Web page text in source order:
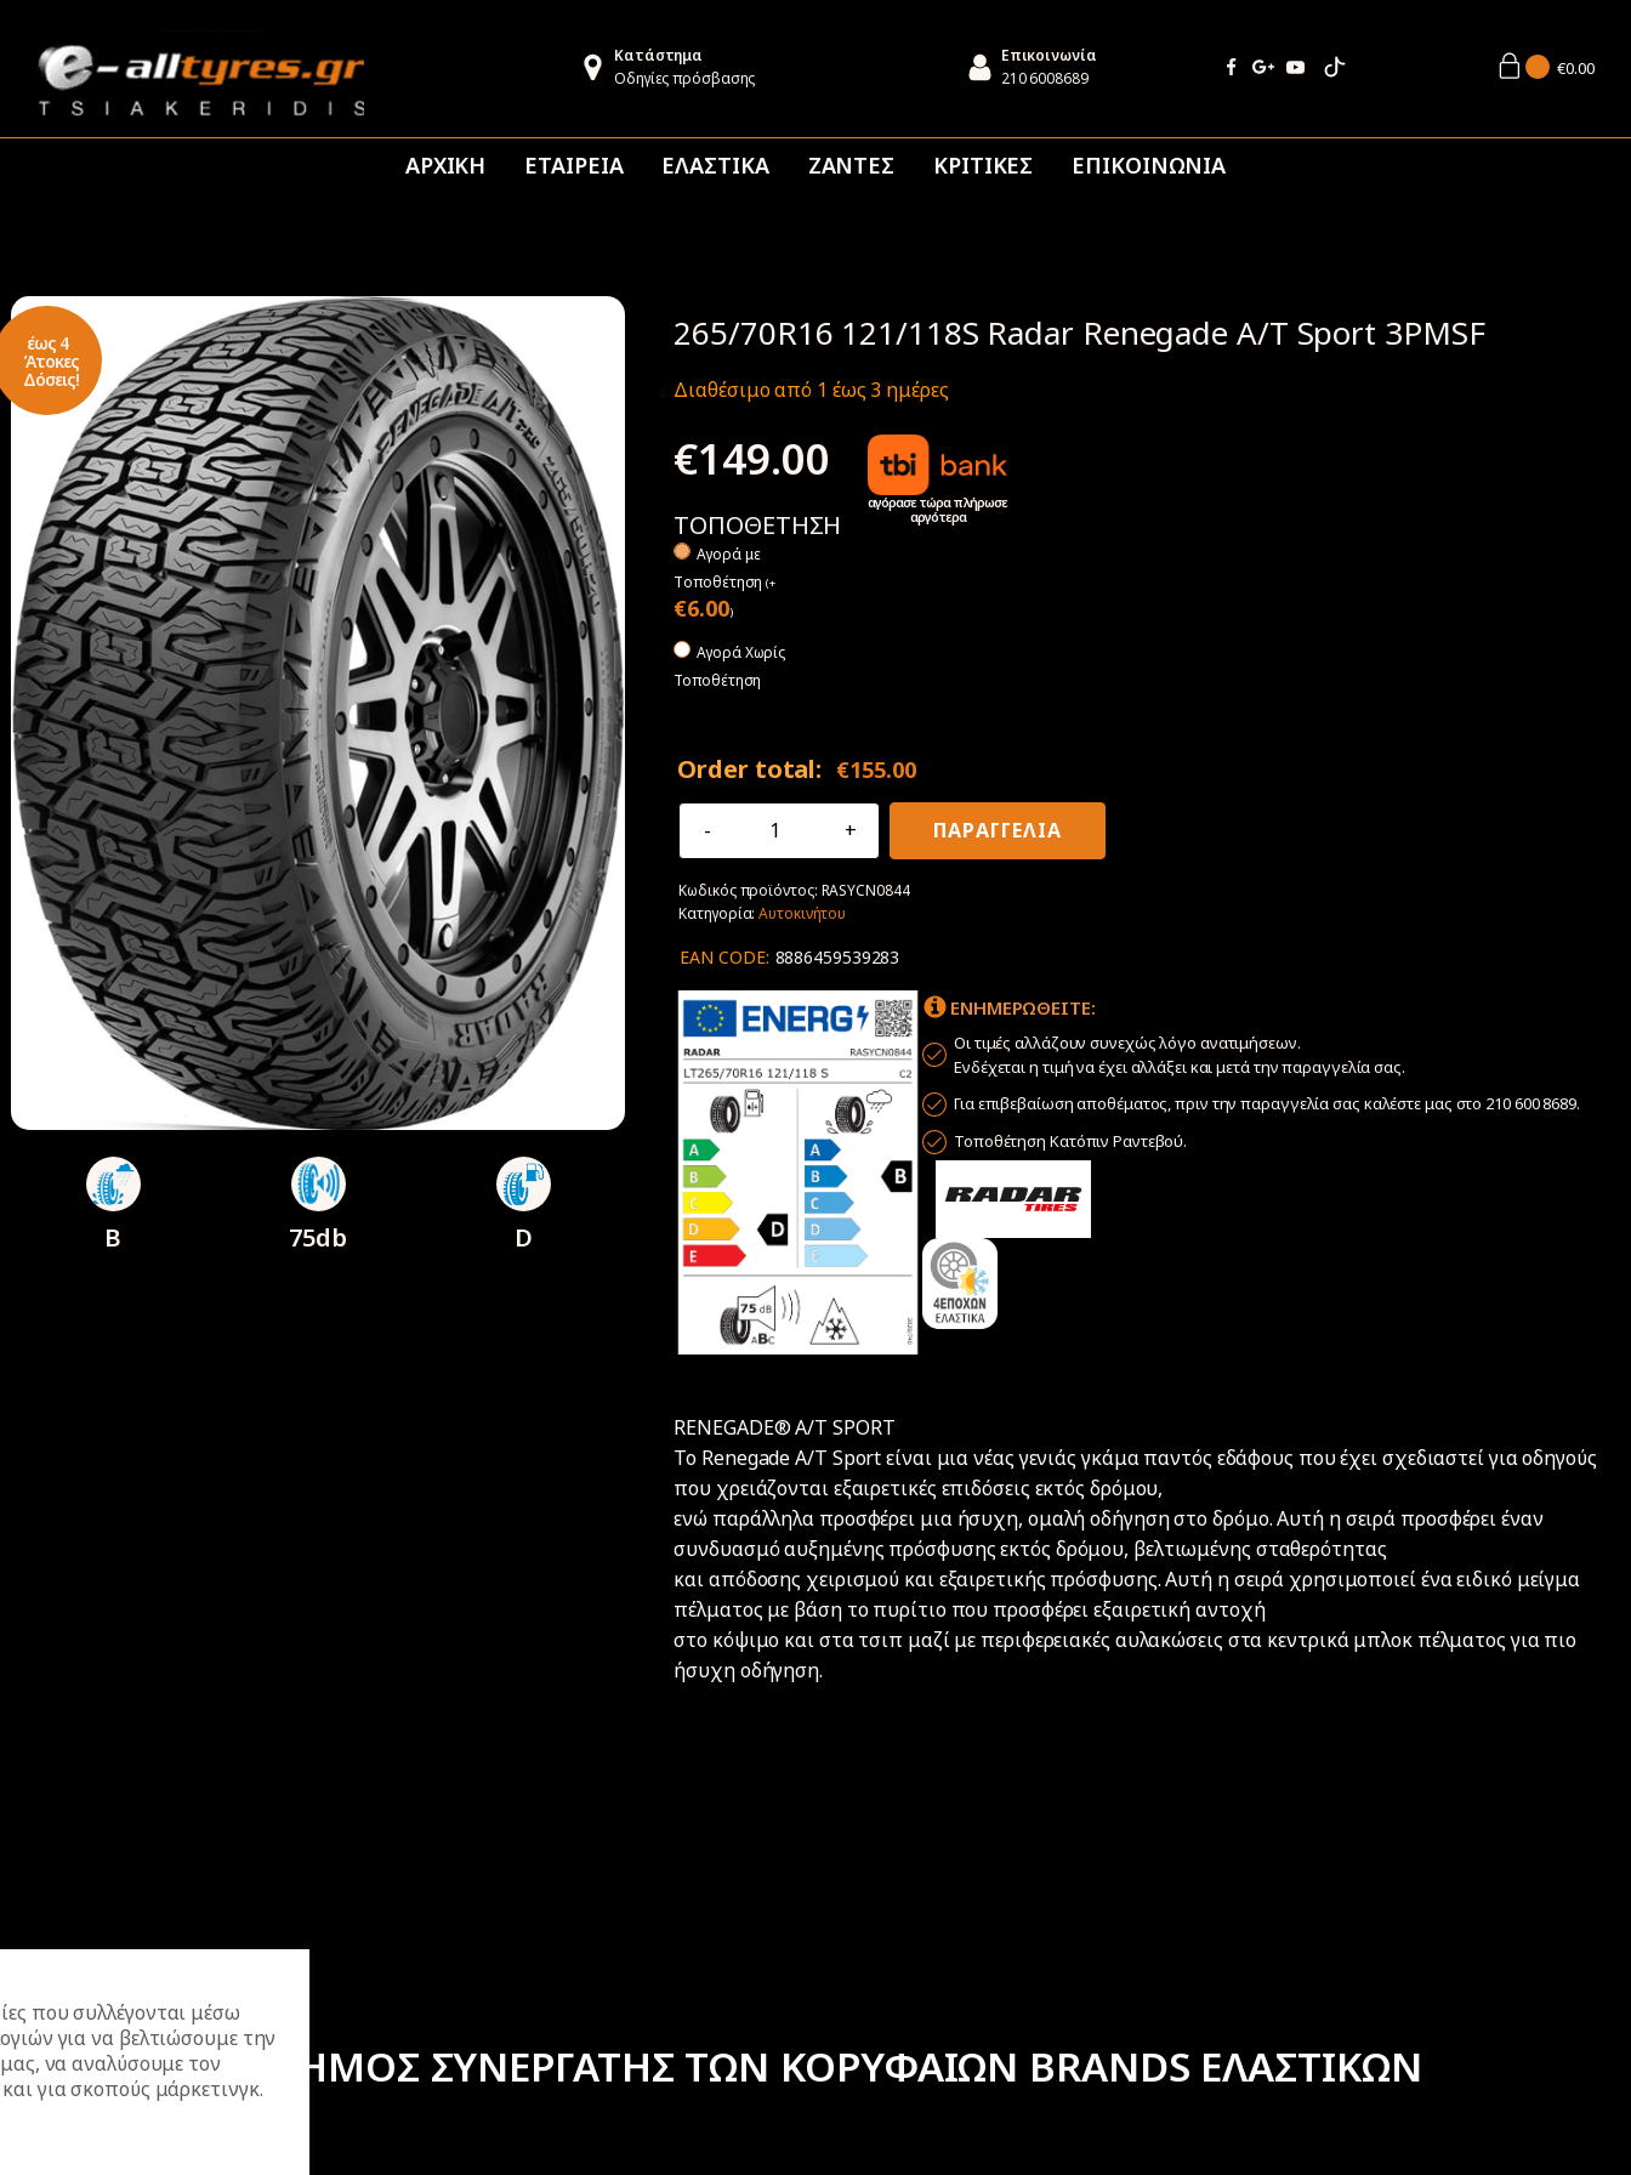
Κατάστημα
Οδηγίες πρόσβασης
Επικοινωνία
210 6008689
€0.00
ΑΡΧΙΚΗ ΕΤΑΙΡΕΙΑ ΕΛΑΣΤΙΚΑ ΖΑΝΤΕΣ ΚΡΙΤΙΚΕΣ ΕΠΙΚΟΙΝΩΝΙΑ
έως 4
Άτοκες
Δόσεις!
B 75db D
265/70R16 121/118S Radar Renegade A/T Sport 3PMSF
Διαθέσιμο από 1 έως 3 ημέρες
€149.00
αγόρασε τώρα πλήρωσε
αργότερα
ΤΟΠΟΘΕΤΗΣΗ
Αγορά με
Tοποθέτηση(+
€6.00)
Αγορά Χωρίς
Τοποθέτηση
Order total: €155.00
265/70R16
Renegade
A/T
3PMSF
ποσότητα
ΠΑΡΑΓΓΕΛΙΑ
Κωδικός προϊόντος: RASYCN0844
Κατηγορία:Αυτοκινήτου
EAN CODE: 8886459539283
ΕΝΗΜΕΡΩΘΕΙΤΕ:
Οι τιμές αλλάζουν συνεχώς λόγο ανατιμήσεων.
Ενδέχεται η τιμή να έχει αλλάξει και μετά την παραγγελία σας.
Για επιβεβαίωση αποθέματος, πριν την παραγγελία σας καλέστε μας στο 210 600 8689.
Τοποθέτηση Κατόπιν Ραντεβού.
RENEGADE® A/T SPORT
Το Renegade A/T Sport είναι μια νέας γενιάς γκάμα παντός εδάφους που έχει σχεδιαστεί για οδηγούς
που χρειάζονται εξαιρετικές επιδόσεις εκτός δρόμου,
ενώ παράλληλα προσφέρει μια ήσυχη, ομαλή οδήγηση στο δρόμο. Αυτή η σειρά προσφέρει έναν
συνδυασμό αυξημένης πρόσφυσης εκτός δρόμου, βελτιωμένης σταθερότητας
και απόδοσης χειρισμού και εξαιρετικής πρόσφυσης. Αυτή η σειρά χρησιμοποιεί ένα ειδικό μείγμα
πέλματος με βάση το πυρίτιο που προσφέρει εξαιρετική αντοχή
στο κόψιμο και στα τσιπ μαζί με περιφερειακές αυλακώσεις στα κεντρικά μπλοκ πέλματος για πιο
ήσυχη οδήγηση.
ΕΠΙΣΗΜΟΣ ΣΥΝΕΡΓΑΤΗΣ ΤΩΝ ΚΟΡΥΦΑΙΩΝ BRANDS ΕΛΑΣΤΙΚΩΝ
που συλλέγονται μέσω
για να βελτιώσουμε την
να αναλύσουμε τον
για σκοπούς μάρκετινγκ.